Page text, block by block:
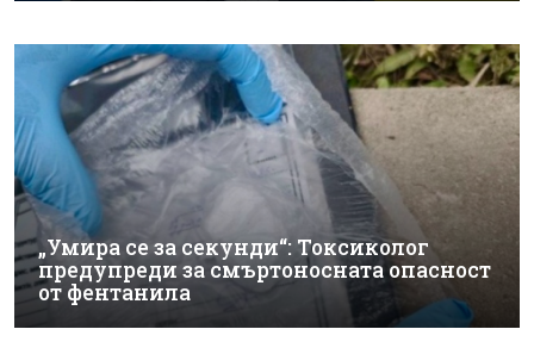
„Умира се за секунди“: Токсиколог
предупреди за смъртоносната опасност
от фентанила